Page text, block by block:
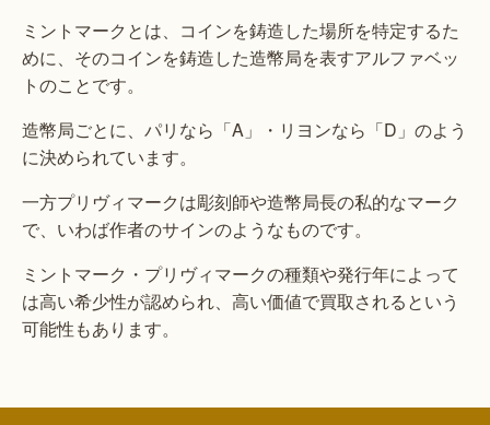
ミントマークとは、コインを鋳造した場所を特定するた
めに、そのコインを鋳造した造幣局を表すアルファベッ
トのことです。
造幣局ごとに、パリなら「A」・リヨンなら「D」のよう
に決められています。
一方プリヴィマークは彫刻師や造幣局長の私的なマーク
で、いわば作者のサインのようなものです。
ミントマーク・プリヴィマークの種類や発行年によって
は高い希少性が認められ、高い価値で買取されるという
可能性もあります。